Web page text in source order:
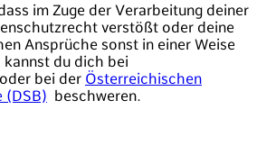
im Zuge der Verarbeitung deiner
verstößt oder deine
Ansprüche sonst in einer Weise
du dich bei
oder bei der Österreichischen
(DSB) beschweren.